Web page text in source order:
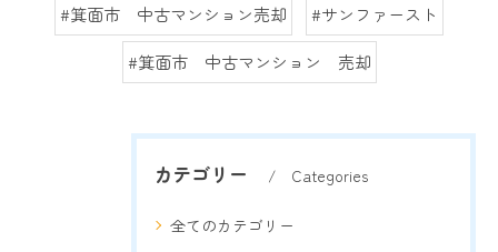
#箕面市 中古マンション売却 #サンファースト
#箕面市 中古マンション 売却
カテゴリー Categories
全てのカテゴリー